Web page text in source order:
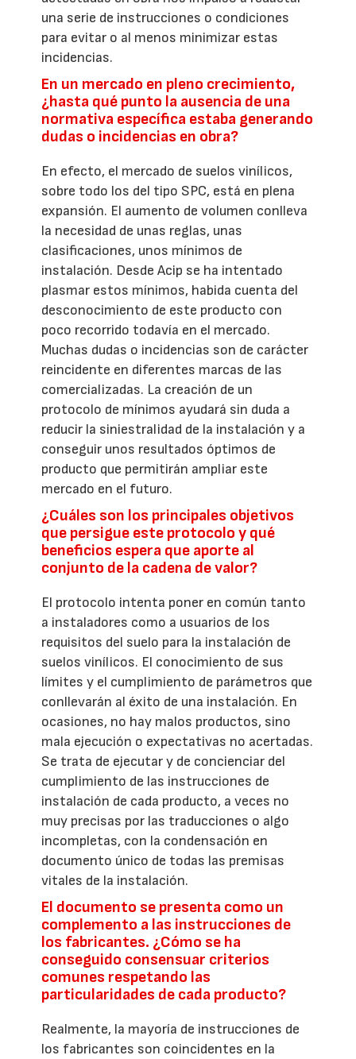
una serie de instrucciones o condiciones
para evitar o al menos minimizar estas
incidencias.
En un mercado en pleno crecimiento,
¿hasta qué punto la ausencia de una
normativa específica estaba generando
dudas o incidencias en obra?
En efecto, el mercado de suelos vinílicos,
sobre todo los del tipo SPC, está en plena
expansión. El aumento de volumen conlleva
la necesidad de unas reglas, unas
clasificaciones, unos mínimos de
instalación. Desde Acip se ha intentado
plasmar estos mínimos, habida cuenta del
desconocimiento de este producto con
poco recorrido todavía en el mercado.
Muchas dudas o incidencias son de carácter
reincidente en diferentes marcas de las
comercializadas. La creación de un
protocolo de mínimos ayudará sin duda a
reducir la siniestralidad de la instalación y a
conseguir unos resultados óptimos de
producto que permitirán ampliar este
mercado en el futuro.
¿Cuáles son los principales objetivos
que persigue este protocolo y qué
beneficios espera que aporte al
conjunto de la cadena de valor?
El protocolo intenta poner en común tanto
a instaladores como a usuarios de los
requisitos del suelo para la instalación de
suelos vinílicos. El conocimiento de sus
límites y el cumplimiento de parámetros que
conllevarán al éxito de una instalación. En
ocasiones, no hay malos productos, sino
mala ejecución o expectativas no acertadas.
Se trata de ejecutar y de concienciar del
cumplimiento de las instrucciones de
instalación de cada producto, a veces no
muy precisas por las traducciones o algo
incompletas, con la condensación en
documento único de todas las premisas
vitales de la instalación.
El documento se presenta como un
complemento a las instrucciones de
los fabricantes. ¿Cómo se ha
conseguido consensuar criterios
comunes respetando las
particularidades de cada producto?
Realmente, la mayoría de instrucciones de
los fabricantes son coincidentes en la